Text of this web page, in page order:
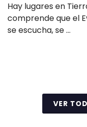
Hay lugares en
comprende que el
se escucha, se …
VER